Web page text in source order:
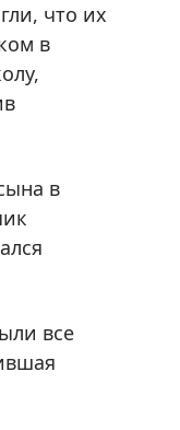
что их
в
в
все